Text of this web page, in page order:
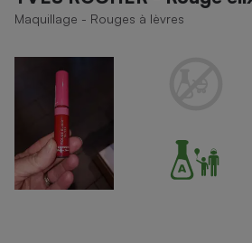
Maquillage - Rouges à lèvres